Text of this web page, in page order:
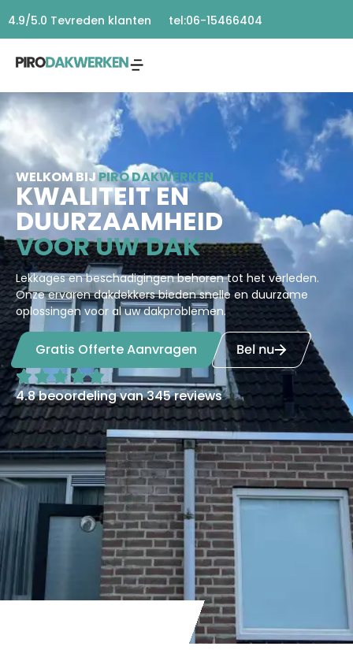
4.9/5.0 Tevreden klanten tel:06-15466404
WELKOM BIJPIRO DAKWERKEN
KWALITEIT EN
DUURZAAMHEID
VOOR UW DAK
Lekkages en beschadigingen behoren tot het verleden.
Onze ervaren dakdekkers bieden snelle en duurzame
oplossingen voor al uw dakproblemen.
Gratis Offerte Aanvragen Bel nu
4.8 beoordeling van 345 reviews